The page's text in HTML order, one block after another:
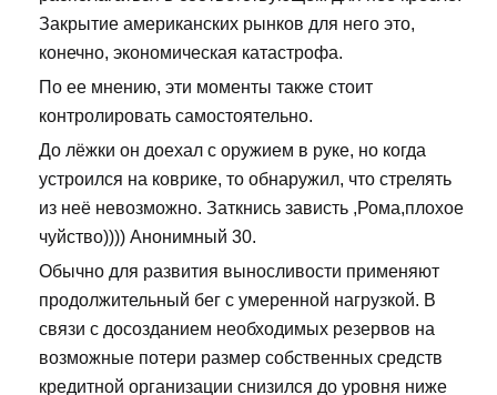
Закрытие американских рынков для него это,
конечно, экономическая катастрофа.
По ее мнению, эти моменты также стоит
контролировать самостоятельно.
До лёжки он доехал с оружием в руке, но когда
устроился на коврике, то обнаружил, что стрелять
из неё невозможно. Заткнись зависть ,Рома,плохое
чуйство)))) Анонимный 30.
Обычно для развития выносливости применяют
продолжительный бег с умеренной нагрузкой. В
связи с досозданием необходимых резервов на
возможные потери размер собственных средств
кредитной организации снизился до уровня ниже